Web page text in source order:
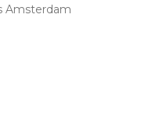
Amsterdam